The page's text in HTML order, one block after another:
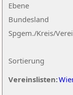
Ebene
Sortierung
Bundesland
Spgem./Kreis/
Vereinslisten: